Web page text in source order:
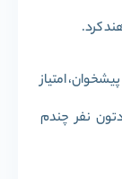
کرد.
امتیاز
نفر چندم